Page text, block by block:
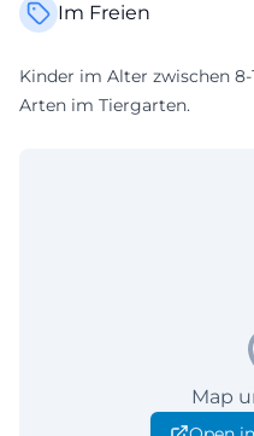
Im Freien
Kinder im Alter zwischen
Arten im Tiergarten.
Map